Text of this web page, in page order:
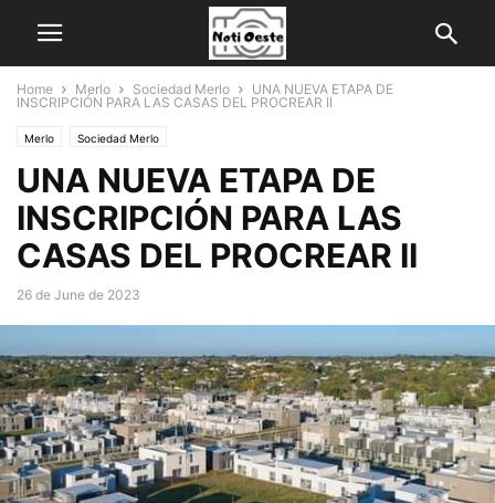
Home Merlo Sociedad Merlo
UNA NUEVA ETAPA DE
INSCRIPCIÓN PARA LAS CASAS DEL PROCREAR II
Merlo Sociedad Merlo
UNA NUEVA ETAPA DE
INSCRIPCIÓN PARA LAS
CASAS DEL PROCREAR II
26 de June de 2023